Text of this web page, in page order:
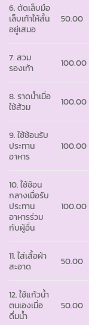
6. ตัดเล็บมือ
เล็บเท้าให้สั้น
อยู่เสมอ
50.00
7. สวม
รองเท้า
100.00
8. ราดน้ำเมื่อ
ใช้ส้วม
100.00
9. ใช้ช้อนรับ
ประทาน
อาหาร
100.00
10. ใช้ช้อน
กลางเมื่อรับ
ประทาน
อาหารร่วม
กับผู้อื่น
100.00
11. ใส่เสื้อผ้า
สะอาด
50.00
12. ใช้แก้วน้ำ
ตนเองเมื่อ
ดื่มน้ำ
50.00